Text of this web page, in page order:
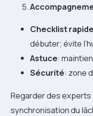
Checklist rapide
débuter; évite
Astuce:
Sécurité: zone
Regarder des experts
synchronisation du